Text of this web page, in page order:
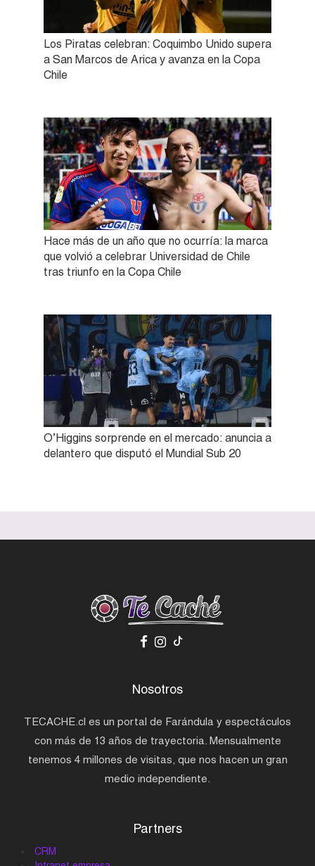
Los Piratas celebran: Coquimbo Unido supera
a San Marcos de Arica y avanza en la Copa
Chile
Hace más de un año que no ocurría: la marca
que volvió a celebrar Universidad de Chile
tras triunfo en la Copa Chile
O’Higgins sorprende en el mercado: anuncia a
delantero que disputó el Mundial Sub 20
Nosotros
TECACHE.cl es un portal de Farándula y espectáculos
con más de 13 años de trayectoria. Mensualmente
tenemos 4 millones de visitas, que nos hacen un gran
medio independiente.
Partners
CRM